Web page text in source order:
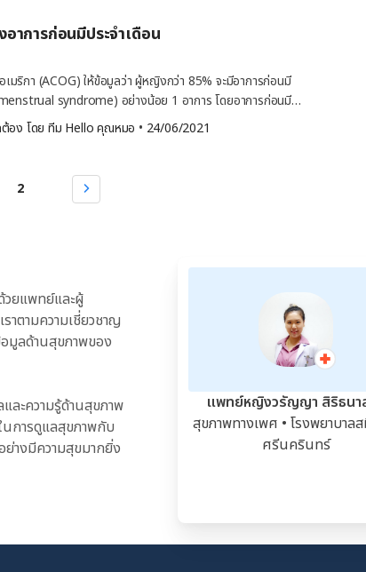
ยแบบสอด มีดังนี้ ตัวผ้าอนามัยแบบสอดและเชือก
อ รูปทรงกระบอก และ
กติ หรือไม่ปกติ ซึ่งโดยทั่วไปแล้วการที่ประจำเดือนมาไม่ปกติจะไม่
รณีก็อาจเป็นสัญญาณเตือนปัญหาสุขภาพ ซึ่งสาเหตุที่ทำให้ประจำ
บฮอร์โมนในร่างกาย ได้แก่ ฮอร์โมนเอสโตรเจน (Estrogen) และ
จึงเป็นเหตุผลว่าทำไมวัยรุ่นและวัยใกล้หมดประจำเดือน จึงเกิด
เนื่องจากการเปลี่ยนแปลงของระดับฮอร์โมนในร่างกายนั่นเอง
ะจำเดือน ดังนี้ การตั้งครรภ์ หรือการให้นมลูก
รถทำให้ประจำเดือนมาผิดปกติได้ ถุงน้ำหลายใบในรังไข่
าการก่อนมีประจำเดือน
ริกา (ACOG) ให้ข้อมูลว่า ผู้หญิงกว่า 85% จะมีอาการก่อนมี
syndrome) อย่างน้อย 1 อาการ โดยอาการก่อนมี
าการ แต่วันนี้ Hello คุณหมอ จะกล่าวถึงอาการ กินมากผิดปกติ
ล่าวแบบง่าย ๆ แถมไม่เสียสุขภาพด้วย กินมากผิดปกติ… อาการ
ยและอารมณ์ที่ไม่ปกติ ซึ่งสามารถเกิดขึ้นได้ตลอดเวลาในช่วง 2
มาคมสูตินรีแพทย์แห่งสหรัฐอเมริกาให้ข้อมูลว่า 70% ของผู้หญิง
eating) กล่าวคือ อยากกินอาหารอยู่ตลอดเวลาแบบควบคุม
พัฒนาไปสู่โรคกินไม่หยุด (Binge eating disorder) […]
อง โดย ทีม Hello คุณหมอ • 24/06/2021
2
ยแพทย์และผู้
าตามความเชี่ยวชาญ
มูลด้านสุขภาพของ
ละความรู้ด้านสุขภาพ
นการดูแลสุขภาพกับ
างมีความสุขมากยิ่ง
แพทย์หญิงวรัญญา สิริธนา
สุขภาพทางเพศ • โรงพยาบาล
ศรีนครินทร์